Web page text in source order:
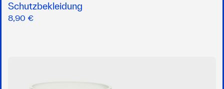
Schutzbekleidung
8,90 €